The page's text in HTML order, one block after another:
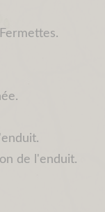
de l'enduit.